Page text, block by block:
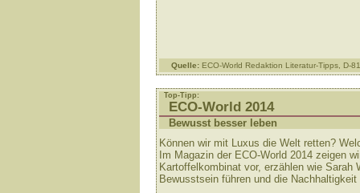
Quelle: ECO-World Redaktion Literatur-Tipps, D-
Top-Tipp:
ECO-World 2014
Bewusst besser leben
Können wir mit Luxus die Welt retten?
Im Magazin der ECO-World 2014 zeigen
Kartoffelkombinat vor, erzählen wie
Bewusstsein führen und die